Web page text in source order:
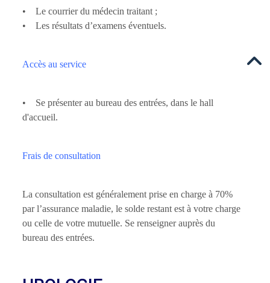
• Le courrier du médecin traitant ;
• Les résultats d’examens éventuels.
Accès au service
• Se présenter au bureau des entrées, dans le hall
d'accueil.
Frais de consultation
La consultation est généralement prise en charge à 70%
par l’assurance maladie, le solde restant est à votre charge
ou celle de votre mutuelle. Se renseigner auprès du
bureau des entrées.